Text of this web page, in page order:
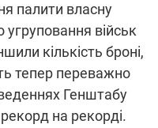
палити власну
угруповання військ
кількість броні,
тепер переважно
Генштабу
на рекорді.